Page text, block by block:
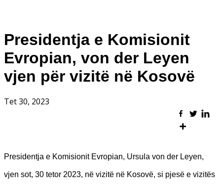
Presidentja e Komisionit
Evropian, von der Leyen
vjen për vizitë në Kosovë
Tet 30, 2023
Presidentja e Komisionit Evropian, Ursula von der Leyen,
vjen sot, 30 tetor 2023, në vizitë në Kosovë, si pjesë e vizitës